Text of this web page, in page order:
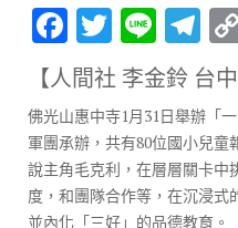
F
ac
e
b
o
o
T
w
it
te
r
Li
n
e
T
el
e
gr
a
m
【人間社 李金鈴 台中
佛光山惠中寺1月31日舉辦「
軍團承辦，共有80位國小兒
說主角毛克利，在層層關卡中
度，和團隊合作等，在沉浸式
並內化「三好」的品德教育。